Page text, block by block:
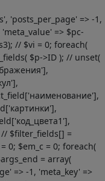
'posts_per_page' => -1,
'meta_value' => $pc-
// $vi = 0; foreach(
$p->ID ); // unset(
$filter_fields[] =
0; $em_c = 0; foreach(
= array(
=> -1, 'meta_key' =>